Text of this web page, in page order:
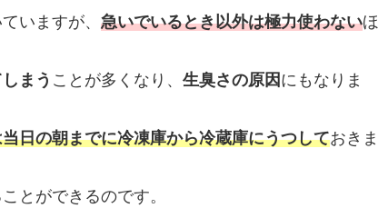
いますが、 急いでいるとき以外は極力使わないほ
まう ことが多くなり、 生臭さの原因 にもなりま
日の朝までに冷凍庫から冷蔵庫にうつしておきま
とができるのです。